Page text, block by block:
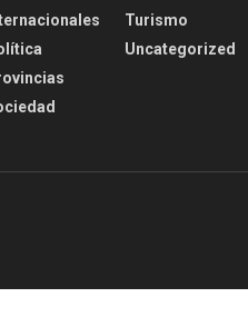
Turismo
Uncategorized